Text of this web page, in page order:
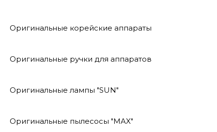
Оригинальные корейские аппараты
Оригинальные ручки для аппаратов
Оригинальные лампы "SUN"
Оригинальные пылесосы "MAX"